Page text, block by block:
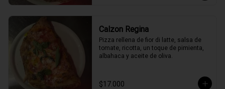
Calzon Regina
Pizza rellena de fior di latte, salsa de
tomate, ricotta, un toque de pimienta,
albahaca y aceite de oliva.
$17.000